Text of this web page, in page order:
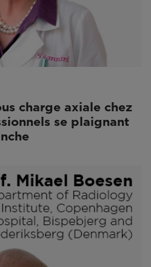
charge axiale chez
se plaignant